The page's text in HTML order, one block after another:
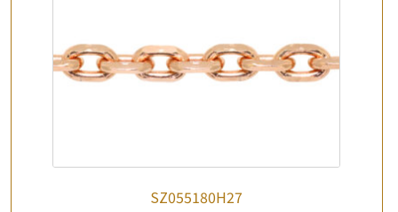
查詢以下產品
SZ055180H27